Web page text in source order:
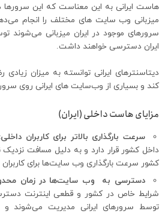
هاست ایرانی به این معناست که این سرورها
میزبانی وب سایت های مختلف را انجام
سرورهای موجود در ایران میزبانی می‌شوند
ایران دسترسی خواهند داشت.
دیتاسنترهای ایرانی توانسته به میزان زیادی
کند و بسیاری از وب‌سایت های ایرانی روی
مزایای هاست داخلی (ایران)
سرعت بارگذاری بالاتر برای کاربران داخلی:
داخل کشور قرار دارد و به دلیل مسافت
کشور سرعت بارگذاری وب سایت‌ها برای
دسترسی به وب سایت‌ها در زمان
شرایط خاص در کشور و قطعی اینترنت
توسط سرورهای ایرانی مدیریت می‌شوند و